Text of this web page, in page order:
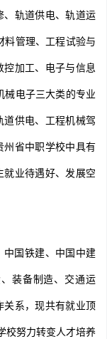
、轨道供电、轨道运
料管理、工程试验与
控加工、电子与信息
械电子三大类的专业
供电、工程机械驾
州省中职学校中具有
业待遇好、发展空
中国铁建、中国中建
装备制造、交通运
关系 ，现共有就业顶
校努力转变人才培养